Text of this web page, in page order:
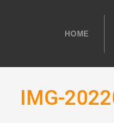
HOME
IMG-